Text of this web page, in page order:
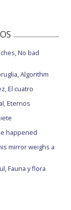
No bad
Algorithm
El cuatro
Eternos
happened
mirror weighs a
Fauna y flora